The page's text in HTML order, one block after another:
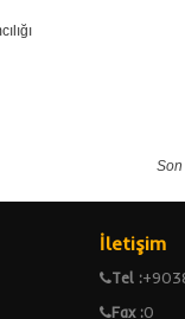
İletişim
Tel :
Fax :0